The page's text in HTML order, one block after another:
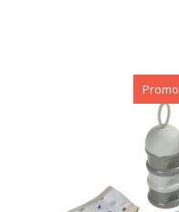
Promo